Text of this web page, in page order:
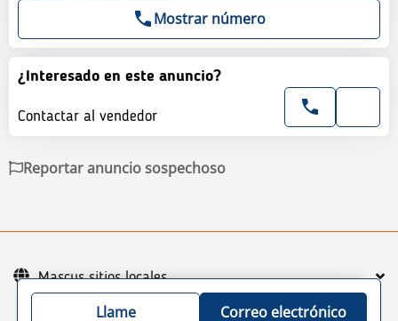
Mostrar número
¿Interesado en este anuncio?
Contactar al vendedor
Reportar anuncio sospechoso
Mascus sitios locales
Llame Correo electrónico